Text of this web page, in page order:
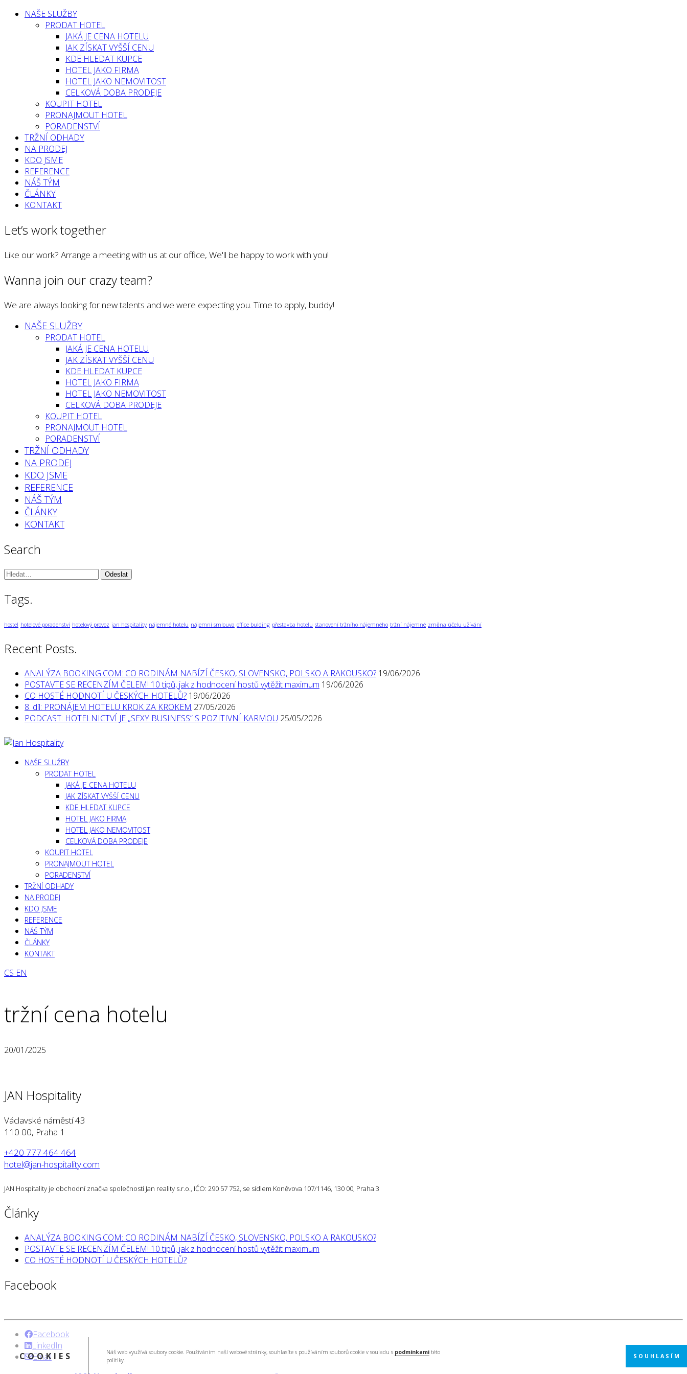
COOKIES Náš web využívá soubory cookie. Používáním naší webové stránky, souhlasíte s používáním souborů cookie v souladu s podmínkami této
politiky.
SOUHLASÍM
NAŠE SLUŽBY
PRODAT HOTEL
JAKÁ JE CENA HOTELU
JAK ZÍSKAT VYŠŠÍ CENU
KDE HLEDAT KUPCE
HOTEL JAKO FIRMA
HOTEL JAKO NEMOVITOST
CELKOVÁ DOBA PRODEJE
KOUPIT HOTEL
PRONAJMOUT HOTEL
PORADENSTVÍ
TRŽNÍ ODHADY
NA PRODEJ
KDO JSME
REFERENCE
NÁŠ TÝM
ČLÁNKY
KONTAKT
Let’s work together
Like our work? Arrange a meeting with us at our office, We'll be happy to work with you!
Wanna join our crazy team?
We are always looking for new talents and we were expecting you. Time to apply, buddy!
NAŠE SLUŽBY
PRODAT HOTEL
JAKÁ JE CENA HOTELU
JAK ZÍSKAT VYŠŠÍ CENU
KDE HLEDAT KUPCE
HOTEL JAKO FIRMA
HOTEL JAKO NEMOVITOST
CELKOVÁ DOBA PRODEJE
KOUPIT HOTEL
PRONAJMOUT HOTEL
PORADENSTVÍ
TRŽNÍ ODHADY
NA PRODEJ
KDO JSME
REFERENCE
NÁŠ TÝM
ČLÁNKY
KONTAKT
Search
Vyhledávání:
Tags.
hostel hotelové poradenství hotelový provoz jan hospitality nájemné hotelu nájemní smlouva office bulding přestavba hotelu stanovení tržního nájemného tržní nájemné změna účelu užívání
Recent Posts.
ANALÝZA BOOKING.COM: CO RODINÁM NABÍZÍ ČESKO, SLOVENSKO, POLSKO A RAKOUSKO? 19/06/2026
POSTAVTE SE RECENZÍM ČELEM! 10 tipů, jak z hodnocení hostů vytěžit maximum 19/06/2026
CO HOSTÉ HODNOTÍ U ČESKÝCH HOTELŮ? 19/06/2026
8. díl: PRONÁJEM HOTELU KROK ZA KROKEM 27/05/2026
PODCAST: HOTELNICTVÍ JE „SEXY BUSINESS“ S POZITIVNÍ KARMOU 25/05/2026
NAŠE SLUŽBY
PRODAT HOTEL
JAKÁ JE CENA HOTELU
JAK ZÍSKAT VYŠŠÍ CENU
KDE HLEDAT KUPCE
HOTEL JAKO FIRMA
HOTEL JAKO NEMOVITOST
CELKOVÁ DOBA PRODEJE
KOUPIT HOTEL
PRONAJMOUT HOTEL
PORADENSTVÍ
TRŽNÍ ODHADY
NA PRODEJ
KDO JSME
REFERENCE
NÁŠ TÝM
ČLÁNKY
KONTAKT
CS EN
tržní cena hotelu
20/01/2025
JAN Hospitality
Václavské náměstí 43
110 00, Praha 1
+420 777 464 464
hotel@jan-hospitality.com
JAN Hospitality je obchodní značka společnosti Jan reality s.r.o., IČO: 290 57 752, se sídlem Koněvova 107/1146, 130 00, Praha 3
Články
ANALÝZA BOOKING.COM: CO RODINÁM NABÍZÍ ČESKO, SLOVENSKO, POLSKO A RAKOUSKO?
POSTAVTE SE RECENZÍM ČELEM! 10 tipů, jak z hodnocení hostů vytěžit maximum
CO HOSTÉ HODNOTÍ U ČESKÝCH HOTELŮ?
Facebook
Facebook
LinkedIn
Email